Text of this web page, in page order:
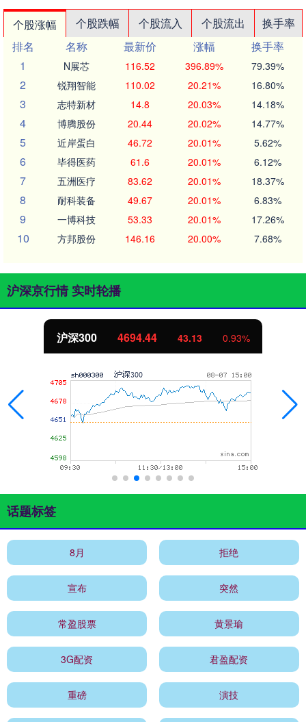
个股涨幅 个股跌幅 个股流入 个股流出
换手率
排名
名称 最新价 涨幅
换手率
1
N展芯 116.52 396.89% 79.39%
2 锐翔智能 110.02 20.21% 16.80%
3 志特新材 14.8 20.03% 14.18%
4 博腾股份 20.44 20.02% 14.77%
5 近岸蛋白 46.72 20.01% 5.62%
6 毕得医药 61.6 20.01% 6.12%
7 五洲医疗 83.62 20.01% 18.37%
8 耐科装备 49.67 20.01% 6.83%
9 一博科技 53.33 20.01% 17.26%
10 方邦股份 146.16 20.00% 7.68%
沪深京行情 实时轮播
沪深300 4694.44 43.13 0.93%
话题标签
8月 拒绝
宣布 突然
常盈股票 黄景瑜
3G配资 君盈配资
重磅 演技